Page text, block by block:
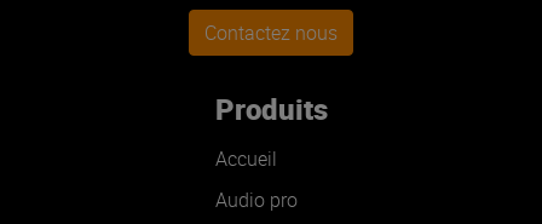
Contactez nous
Produits
Accueil
Audio pro